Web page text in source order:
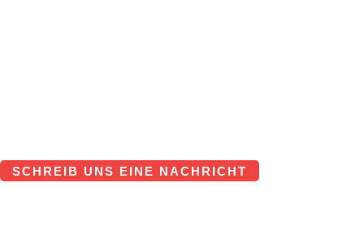
SCHREIB UNS EINE NACHRICHT